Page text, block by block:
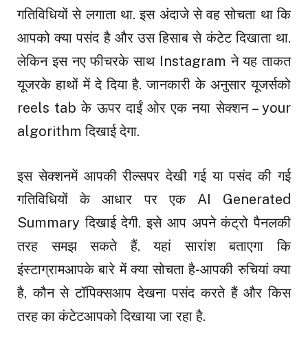
गतिविधियों से लगाता था. इस अंदाजे से वह सोचता था कि
आपको क्या पसंद है और उस हिसाब से कंटेट दिखाता था.
लेकिन इस नए फीचरके साथ Instagram ने यह ताकत
यूजरके हाथों में दे दिया है. जानकारी के अनुसार यूजर्सको
reels tab के ऊपर दाईं ओर एक नया सेक्शन – your
algorithm दिखाई देगा.
इस सेक्शनमें आपकी रील्सपर देखी गई या पसंद की गई
गतिविधियों के आधार पर एक AI Generated
Summary दिखाई देगी. इसे आप अपने कंट्रो पैनलकी
तरह समझ सकते हैं. यहां सारांश बताएगा कि
इंस्टाग्रामआपके बारे में क्या सोचता है-आपकी रुचियां क्या
है, कौन से टॉपिक्सआप देखना पसंद करते हैं और किस
तरह का कंटेटआपको दिखाया जा रहा है.